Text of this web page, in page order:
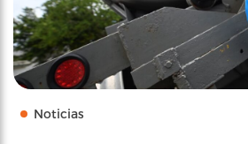
Noticias